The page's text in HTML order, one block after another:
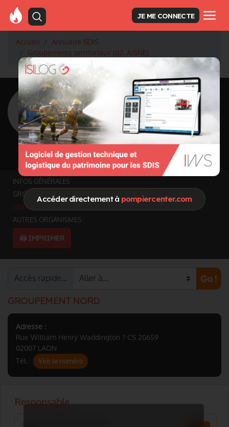
Accéder directement à pompiercenter.com
JE ME CONNECTE
Accueil
Annuaire SDIS
Groupements territoriaux (02. AISNE)
< Retour à la liste des SDIS
SDIS Aisne à Laon
(02)
DépartementAISNE
7 369 km² - 531 345 habitants
Informations mises à jour le 18 mai 2026
INFOS GÉNÉRALES
GROUPEMENTS ET SERVICES FONCTIONNELS
GROUPEMENTS TERRITORIAUX
AUTRES ORGANISMES
🖨️ IMPRIMER
Accès rapide… Go !
GROUPEMENT NORD
Adresse :
Rue William Henry Waddington ? CS 20659
02007 LAON
Tél. :
Voir le numéro